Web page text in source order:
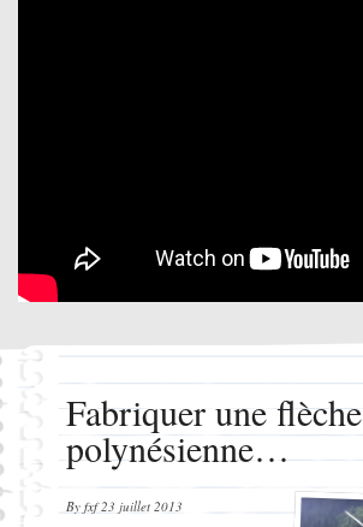
Fabriquer une flèche
polynésienne…
By fxf 23 juillet 2013